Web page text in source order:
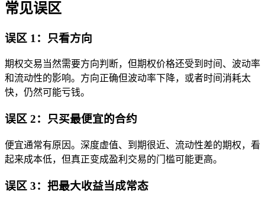
常见误区
误区 1：只看方向
期权交易当然需要方向判断，但期权价格还受到时间、波动率
和流动性的影响。方向正确但波动率下降，或者时间消耗太
快，仍然可能亏钱。
误区 2：只买最便宜的合约
便宜通常有原因。深度虚值、到期很近、流动性差的期权，看
起来成本低，但真正变成盈利交易的门槛可能更高。
误区 3：把最大收益当成常态